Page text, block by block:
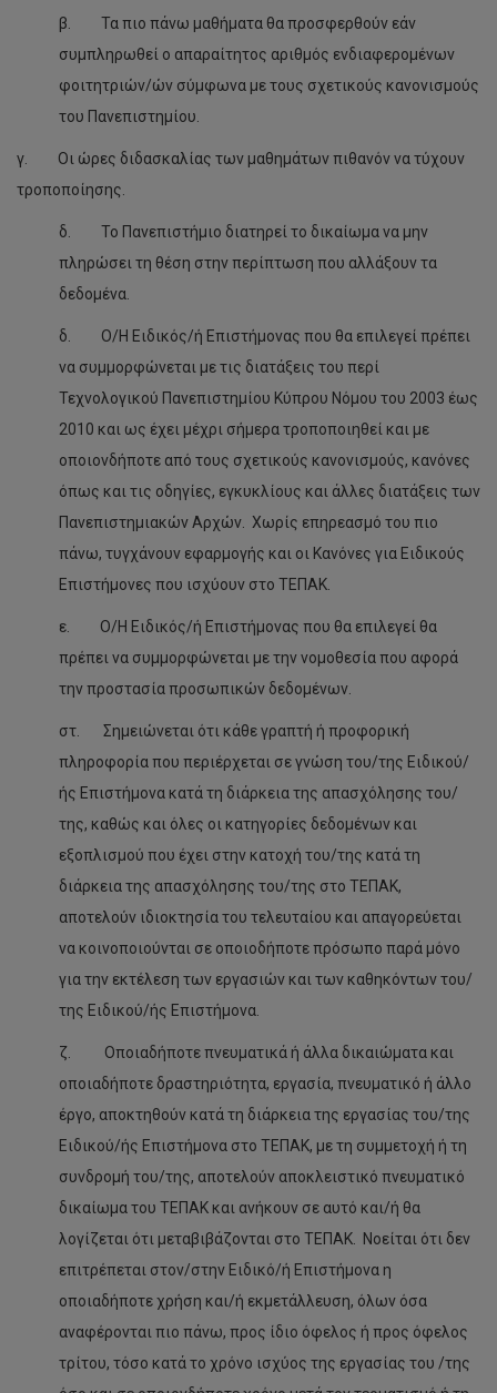
Επιστήμης
Προκηρύξεις Θέσεων Ειδικών Επιστημόνων Τμήμα
Καλών Τεχνών
Προκηρύξεις Θέσεων Ειδικών Επιστημόνων Κέντρο
Προκηρύξεις Θέσεων Ειδικών Επιστημόνων Τμήμα
Γεωπληροφορικής
Ακαδημαϊκό Έτος 2024/2025
Βιοτεχνολογίας
Διαδικτύου
2024/2025 Τμήμα Επικοινωνίας και Μάρκετινγκ
2024/2025 Τμήμα Πολυμέσων και Γραφικών Τεχνών
2024/2025 Τμήμα Καλών Τεχνών
ΠΟΛΥΓΡΑΤ
Διοικητικής Επιστήμης
2024/2025 Τμήμα Ηλεκτρολόγων Μηχανικών και
Μηχανικών Η/Υ και Πληροφορικής
2024/2025 Τμήμα Μηχανολόγων Μηχανικών και
Επιστήμης και Μηχανικής Υλικών
2024/2025 Τμήμα Πολιτικών Μηχανικών και
Μηχανικών Γεωπληροφορικής
2024/2025 Κέντρο Γλωσσών
2024/2025 Αυτοχρηματοδοτούμενο Προγράμματα
Κέντρου Γλωσσών
2024/2025 Τμήμα Νοσηλευτικής
2024/2025 Τμήμα Ναυτιλιακών
(Μόνο Φθινοπωρινό Εξάμηνο)
Ψηφιακού Επιχειρείν (Μόνο Φθινοπωρινό Εξάμηνο)
2024/2025 Τμήμα Διοίκησης Τουρισμού και Φιλοξενίας
(Εαρινό Εξάμηνο)
2024/2025 Τμήμα Διοίκησης, Επιχειρηματικότητας και
Ψηφιακού Επιχειρείν (Εαρινό Εξάμηνο)
β. Τα πιο πάνω μαθήματα θα προσφερθούν εάν
συμπληρωθεί ο απαραίτητος αριθμός ενδιαφερομένων
φοιτητριών/ών σύμφωνα με τους σχετικούς κανονισμούς
του Πανεπιστημίου.
γ. Οι ώρες διδασκαλίας των μαθημάτων πιθανόν να τύχουν
τροποποίησης.
δ. Το Πανεπιστήμιο διατηρεί το δικαίωμα να μην
πληρώσει τη θέση στην περίπτωση που αλλάξουν τα
δεδομένα.
δ. Ο/Η Ειδικός/ή Επιστήμονας που θα επιλεγεί πρέπει
να συμμορφώνεται με τις διατάξεις του περί
Τεχνολογικού Πανεπιστημίου Κύπρου Νόμου του 2003 έως
2010 και ως έχει μέχρι σήμερα τροποποιηθεί και με
οποιονδήποτε από τους σχετικούς κανονισμούς, κανόνες
όπως και τις οδηγίες, εγκυκλίους και άλλες διατάξεις των
Πανεπιστημιακών Αρχών. Χωρίς επηρεασμό του πιο
πάνω, τυγχάνουν εφαρμογής και οι Κανόνες για Ειδικούς
Επιστήμονες που ισχύουν στο ΤΕΠΑΚ.
ε. Ο/Η Ειδικός/ή Επιστήμονας που θα επιλεγεί θα
πρέπει να συμμορφώνεται με την νομοθεσία που αφορά
την προστασία προσωπικών δεδομένων.
στ. Σημειώνεται ότι κάθε γραπτή ή προφορική
πληροφορία που περιέρχεται σε γνώση του/της Ειδικού/
ής Επιστήμονα κατά τη διάρκεια της απασχόλησης του/
της, καθώς και όλες οι κατηγορίες δεδομένων και
εξοπλισμού που έχει στην κατοχή του/της κατά τη
διάρκεια της απασχόλησης του/της στο ΤΕΠΑΚ,
αποτελούν ιδιοκτησία του τελευταίου και απαγορεύεται
να κοινοποιούνται σε οποιοδήποτε πρόσωπο παρά μόνο
για την εκτέλεση των εργασιών και των καθηκόντων του/
της Ειδικού/ής Επιστήμονα.
ζ. Οποιαδήποτε πνευματικά ή άλλα δικαιώματα και
οποιαδήποτε δραστηριότητα, εργασία, πνευματικό ή άλλο
έργο, αποκτηθούν κατά τη διάρκεια της εργασίας του/της
Ειδικού/ής Επιστήμονα στο ΤΕΠΑΚ, με τη συμμετοχή ή τη
συνδρομή του/της, αποτελούν αποκλειστικό πνευματικό
δικαίωμα του ΤΕΠΑΚ και ανήκουν σε αυτό και/ή θα
λογίζεται ότι μεταβιβάζονται στο ΤΕΠΑΚ. Νοείται ότι δεν
επιτρέπεται στον/στην Ειδικό/ή Επιστήμονα η
οποιαδήποτε χρήση και/ή εκμετάλλευση, όλων όσα
αναφέρονται πιο πάνω, προς ίδιο όφελος ή προς όφελος
τρίτου, τόσο κατά το χρόνο ισχύος της εργασίας του /της